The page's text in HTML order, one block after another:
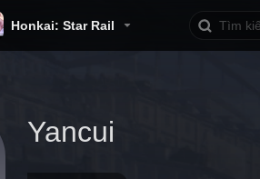
Honkai: Star Rail
Yancui